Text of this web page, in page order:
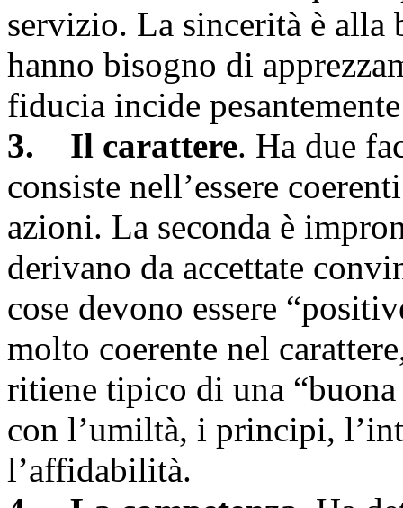
servizio. La sincerità è alla
hanno bisogno di
fiducia incide
3. Il carattere. Ha due
consiste nell’essere
azioni. La seconda è
derivano da accettate
cose devono essere
molto coerente nel
ritiene tipico di una
con l’umiltà, i principi,
l’affidabilità.